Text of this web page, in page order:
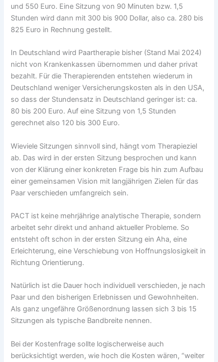
und 550 Euro. Eine Sitzung von 90 Minuten bzw. 1,5
Stunden wird dann mit 300 bis 900 Dollar, also ca. 280 bis
825 Euro in Rechnung gestellt.
In Deutschland wird Paartherapie bisher (Stand Mai 2024)
nicht von Krankenkassen übernommen und daher privat
bezahlt. Für die Therapierenden entstehen wiederum in
Deutschland weniger Versicherungskosten als in den USA,
so dass der Stundensatz in Deutschland geringer ist: ca.
80 bis 200 Euro. Auf eine Sitzung von 1,5 Stunden
gerechnet also 120 bis 300 Euro.
Wieviele Sitzungen sinnvoll sind, hängt vom Therapieziel
ab. Das wird in der ersten Sitzung besprochen und kann
von der Klärung einer konkreten Frage bis hin zum Aufbau
einer gemeinsamen Vision mit langjährigen Zielen für das
Paar verschieden umfangreich sein.
PACT ist keine mehrjährige analytische Therapie, sondern
arbeitet sehr direkt und anhand aktueller Probleme. So
entsteht oft schon in der ersten Sitzung ein Aha, eine
Erleichterung, eine Verschiebung von Hoffnungslosigkeit in
Richtung Orientierung.
Natürlich ist die Dauer hoch individuell verschieden, je nach
Paar und den bisherigen Erlebnissen und Gewohnheiten.
Als ganz ungefähre Größenordnung lassen sich 3 bis 15
Sitzungen als typische Bandbreite nennen.
Bei der Kostenfrage sollte logischerweise auch
berücksichtigt werden, wie hoch die Kosten wären, “weiter